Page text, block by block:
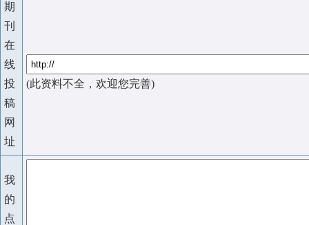
期
刊
在
线
投
稿
网
址
(此资料不全，欢迎您完善)
我
的
点